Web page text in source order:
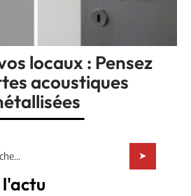
locaux : Pensez
acoustiques